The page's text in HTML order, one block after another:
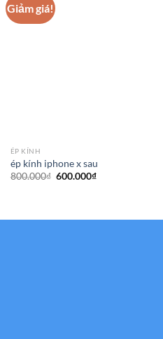
Giảm giá!
ÉP KÍNH
ép kính iphone x sau
800.000₫ Giá
600.000₫Giá